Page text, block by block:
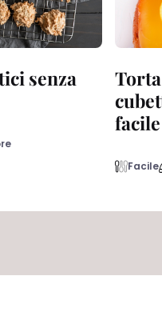
senza
Facile